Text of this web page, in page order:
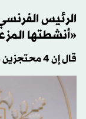
الرئيس
«أنشطتها
قال إن 4 محتجزين هم «في ظروف غير مقبولة» بطهران